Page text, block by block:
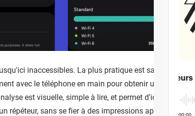
inaccessibles. La plus pratique est sans doute
avec le téléphone en main pour obtenir une
est visuelle, simple à lire, et permet d'identifier les
répéteur, sans se fier à des impressions approximatives.